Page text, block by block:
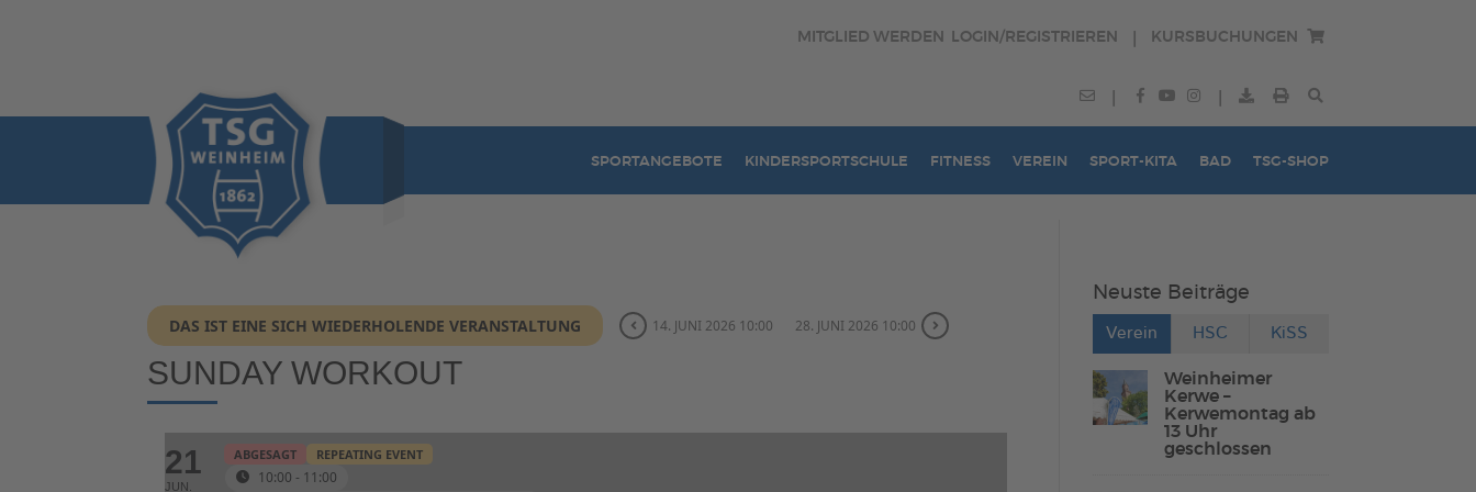
MITGLIED WERDEN LOGIN/REGISTRIEREN KURSBUCHUNGEN
SPORTANGEBOTE KINDERSPORTSCHULE FITNESS VEREIN SPORT-KITA BAD TSG-SHOP
DAS IST EINE SICH WIEDERHOLENDE VERANSTALTUNG 14. JUNI 2026 10:00 28. JUNI 2026 10:00
SUNDAY WORKOUT
21
JUN.
ABGESAGT REPEATING EVENT
10:00 - 11:00
Neuste Beiträge
Verein HSC KiSS
Weinheimer
Kerwe –
Kerwemontag ab
13 Uhr
geschlossen